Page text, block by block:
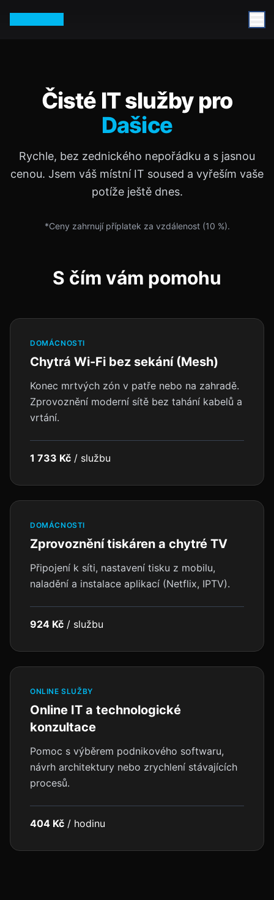
Čisté IT služby pro
Dašice
Rychle, bez zednického nepořádku a s jasnou
cenou. Jsem váš místní IT soused a vyřeším vaše
potíže ještě dnes.
*Ceny zahrnují příplatek za vzdálenost (10 %).
S čím vám pomohu
DOMÁCNOSTI
Chytrá Wi-Fi bez sekání (Mesh)
Konec mrtvých zón v patře nebo na zahradě.
Zprovoznění moderní sítě bez tahání kabelů a
vrtání.
1 733 Kč / službu
DOMÁCNOSTI
Zprovoznění tiskáren a chytré TV
Připojení k síti, nastavení tisku z mobilu,
naladění a instalace aplikací (Netflix, IPTV).
924 Kč / službu
ONLINE SLUŽBY
Online IT a technologické
konzultace
Pomoc s výběrem podnikového softwaru,
návrh architektury nebo zrychlení stávajících
procesů.
404 Kč / hodinu